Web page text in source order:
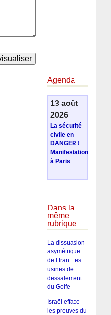
Agenda
13 août
2026
La sécurité
civile en
DANGER !
Manifestation
à Paris
Dans la
même
rubrique
La dissuasion
asymétrique
de l’Iran : les
usines de
dessalement
du Golfe
Israël efface
les preuves du